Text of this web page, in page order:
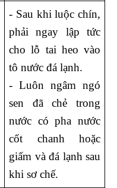
- Sau khi luộc chín,
phải ngay lập tức
cho lỗ tai heo vào
tô nước đá lạnh.
- Luôn ngâm ngó
sen đã chẻ trong
nước có pha nước
cốt chanh hoặc
giấm và đá lạnh sau
khi sơ chế.